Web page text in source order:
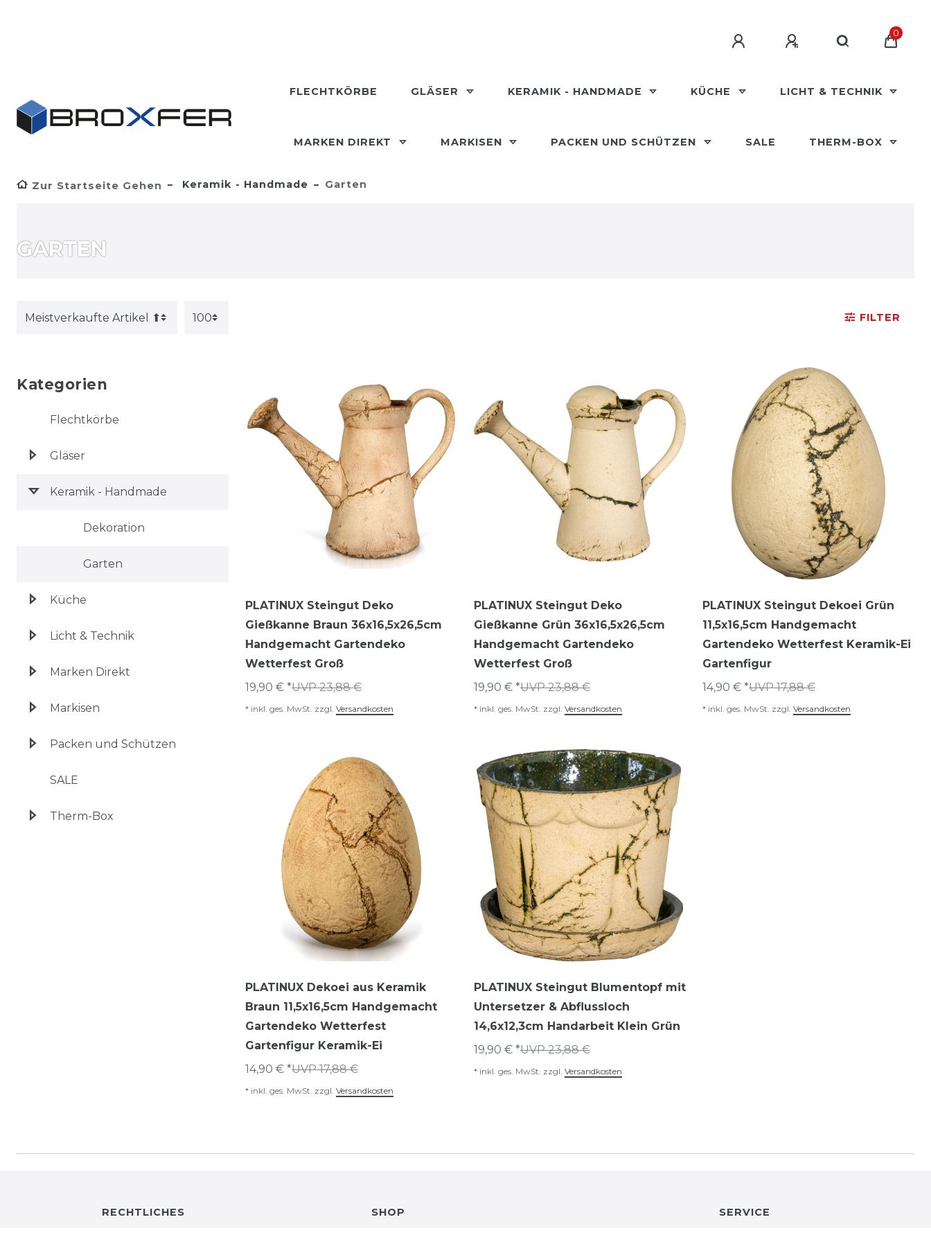
0
FLECHTKÖRBE GLÄSER KERAMIK - HANDMADE KÜCHE LICHT & TECHNIK
MARKEN DIREKT MARKISEN PACKEN UND SCHÜTZEN SALE THERM-BOX
Zur Startseite Gehen Keramik - Handmade Garten
GARTEN
FILTER
Kategorien
Flechtkörbe
Gläser
Keramik - Handmade
Dekoration
Garten
Küche
Licht & Technik
Marken Direkt
Markisen
Packen und Schützen
SALE
Therm-Box
PLATINUX Steingut Deko
Gießkanne Braun 36x16,5x26,5cm
Handgemacht Gartendeko
Wetterfest Groß
UVP 23,88 €
19,90 € *
* inkl. ges. MwSt. zzgl. Versandkosten
PLATINUX Steingut Deko
Gießkanne Grün 36x16,5x26,5cm
Handgemacht Gartendeko
Wetterfest Groß
UVP 23,88 €
19,90 € *
* inkl. ges. MwSt. zzgl. Versandkosten
PLATINUX Steingut Dekoei Grün
11,5x16,5cm Handgemacht
Gartendeko Wetterfest Keramik-Ei
Gartenfigur
UVP 17,88 €
14,90 € *
* inkl. ges. MwSt. zzgl. Versandkosten
PLATINUX Dekoei aus Keramik
Braun 11,5x16,5cm Handgemacht
Gartendeko Wetterfest
Gartenfigur Keramik-Ei
UVP 17,88 €
14,90 € *
* inkl. ges. MwSt. zzgl. Versandkosten
PLATINUX Steingut Blumentopf mit
Untersetzer & Abflussloch
14,6x12,3cm Handarbeit Klein Grün
UVP 23,88 €
19,90 € *
* inkl. ges. MwSt. zzgl. Versandkosten
RECHTLICHES SHOP SERVICE